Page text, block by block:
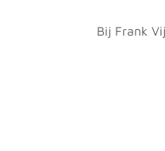
Bij Frank